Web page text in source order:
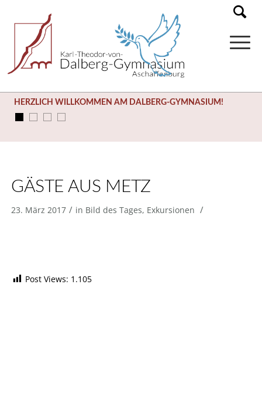
HERZLICH WILLKOMMEN AM DALBERG-GYMNASIUM!
GÄSTE AUS METZ
23. März 2017 / in Bild des Tages, Exkursionen /
Post Views: 1.105